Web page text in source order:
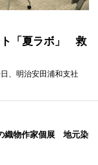
ト「夏ラボ」 救
、明治安田浦和支社
織物作家個展 地元染